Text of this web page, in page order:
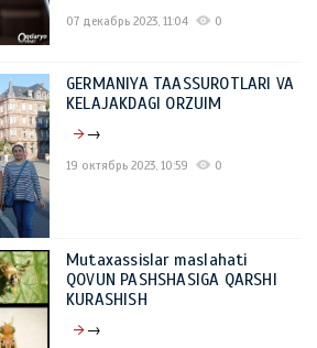
07 декабрь 2023, 11:04 0
GERMANIYA TAASSUROTLARI VA
KELAJAKDAGI ORZUIM
→
19 октябрь 2023, 10:59 0
Mutaxassislar maslahati
QOVUN PASHSHASIGA QARSHI
KURASHISH
→